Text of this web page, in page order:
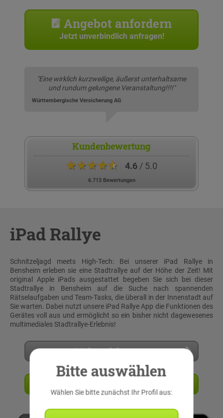
Angebot anfordern
Jetzt unverbindlich anfragen!
"Eine wirklich kurzweilige, äußerst unterhaltsame
und rundum gelungene Veranstaltung!!!!"
Württembergische Versicherung AG
Kundenbewertung
★★★★★ 4.6/ 5.0
6.713 Bewertungen
iPad Rallye
Schnitzeljagd meets High-Tech: Bei unserer iPad Rallye in
Bensheim erleben sie eine Stadtrallye auf der Höhe der Zeit! Mit
original Apple iPads ausgestattet begeben Sie sich bei dieser
Stadtrallye in Bensheim auf die Suche nach spannenden
Rätselaufgaben und Team-Tasks, die überall in der Innenstadt auf
Sie warten. Dabei nutzt unsere iPad Rallye App die Funktionen des
Gerätes voll aus und ermöglicht so ein bisher nicht dagewesenes
multimediales Stadtrallye-Erlebnis!
Mehr erfahren
Bitte auswählen
Wählen Sie bitte zunächst Ihr Profil aus: